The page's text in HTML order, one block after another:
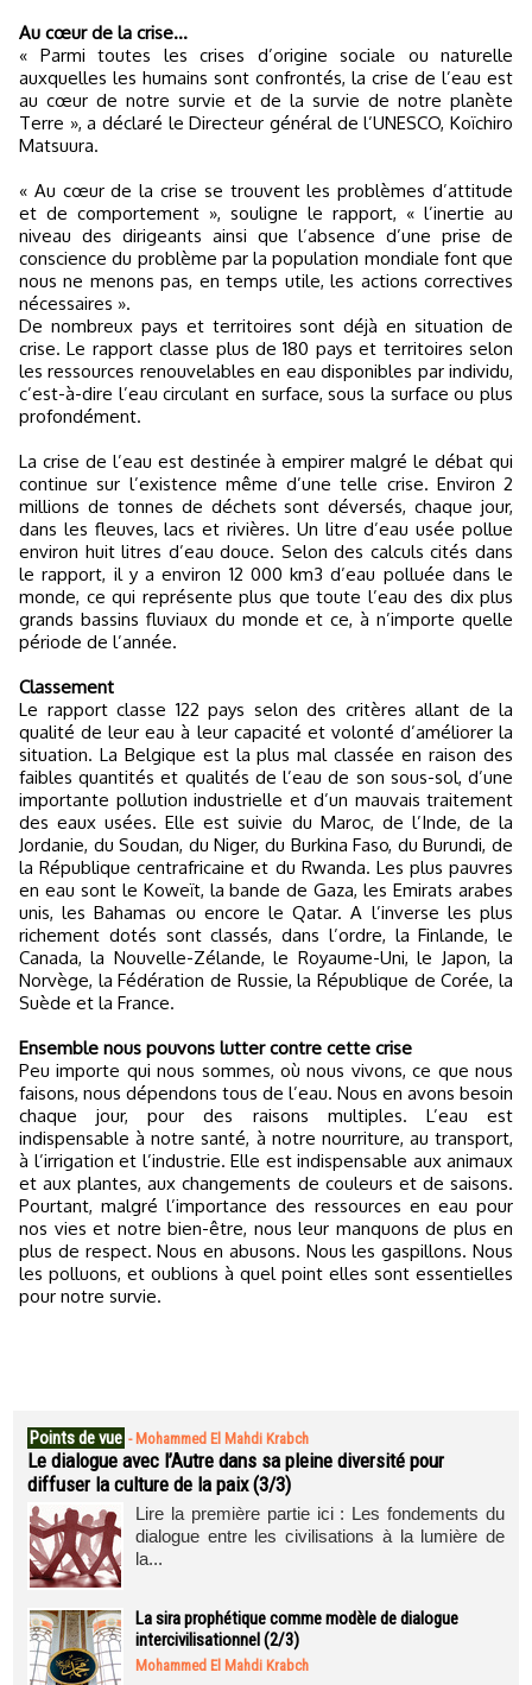
Au cœur de la crise…
« Parmi toutes les crises d’origine sociale ou naturelle
auxquelles les humains sont confrontés, la crise de l’eau est
au cœur de notre survie et de la survie de notre planète
Terre », a déclaré le Directeur général de l’UNESCO, Koïchiro
Matsuura.
« Au cœur de la crise se trouvent les problèmes d’attitude
et de comportement », souligne le rapport, « l’inertie au
niveau des dirigeants ainsi que l’absence d’une prise de
conscience du problème par la population mondiale font que
nous ne menons pas, en temps utile, les actions correctives
nécessaires ».
De nombreux pays et territoires sont déjà en situation de
crise. Le rapport classe plus de 180 pays et territoires selon
les ressources renouvelables en eau disponibles par individu,
c’est-à-dire l’eau circulant en surface, sous la surface ou plus
profondément.
La crise de l’eau est destinée à empirer malgré le débat qui
continue sur l’existence même d’une telle crise. Environ 2
millions de tonnes de déchets sont déversés, chaque jour,
dans les fleuves, lacs et rivières. Un litre d’eau usée pollue
environ huit litres d’eau douce. Selon des calculs cités dans
le rapport, il y a environ 12 000 km3 d’eau polluée dans le
monde, ce qui représente plus que toute l’eau des dix plus
grands bassins fluviaux du monde et ce, à n’importe quelle
période de l’année.
Classement
Le rapport classe 122 pays selon des critères allant de la
qualité de leur eau à leur capacité et volonté d’améliorer la
situation. La Belgique est la plus mal classée en raison des
faibles quantités et qualités de l’eau de son sous-sol, d’une
importante pollution industrielle et d’un mauvais traitement
des eaux usées. Elle est suivie du Maroc, de l’Inde, de la
Jordanie, du Soudan, du Niger, du Burkina Faso, du Burundi, de
la République centrafricaine et du Rwanda. Les plus pauvres
en eau sont le Koweït, la bande de Gaza, les Emirats arabes
unis, les Bahamas ou encore le Qatar. A l’inverse les plus
richement dotés sont classés, dans l’ordre, la Finlande, le
Canada, la Nouvelle-Zélande, le Royaume-Uni, le Japon, la
Norvège, la Fédération de Russie, la République de Corée, la
Suède et la France.
Ensemble nous pouvons lutter contre cette crise
Peu importe qui nous sommes, où nous vivons, ce que nous
faisons, nous dépendons tous de l’eau. Nous en avons besoin
chaque jour, pour des raisons multiples. L’eau est
indispensable à notre santé, à notre nourriture, au transport,
à l’irrigation et l’industrie. Elle est indispensable aux animaux
et aux plantes, aux changements de couleurs et de saisons.
Pourtant, malgré l’importance des ressources en eau pour
nos vies et notre bien-être, nous leur manquons de plus en
plus de respect. Nous en abusons. Nous les gaspillons. Nous
les polluons, et oublions à quel point elles sont essentielles
pour notre survie.
Points de vue - Mohammed El Mahdi Krabch
Le dialogue avec l’Autre dans sa pleine diversité pour
diffuser la culture de la paix (3/3)
Lire la première partie ici : Les fondements du
dialogue entre les civilisations à la lumière de
la...
La sira prophétique comme modèle de dialogue
intercivilisationnel (2/3)
Mohammed El Mahdi Krabch